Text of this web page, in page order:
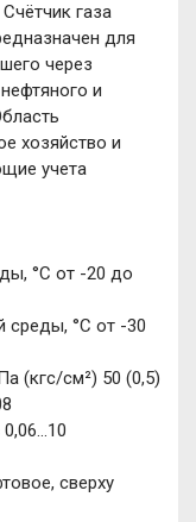
газа
для
через
и
хозяйство и
учета
газа.
°С от -20 до
среды, °С от -30
(кгс/см²) 50 (0,5)
сверху